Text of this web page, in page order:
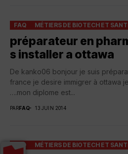
FAQ MÉTIERS DE BIOTECH ET
préparateur en
s installer a ottawa
De kanko06 bonjour je suis
france je desire immigrer à ottawa
….mon diplome est...
PARFAQ 13 JUIN 2014
FAQ MÉTIERS DE BIOTECH ET